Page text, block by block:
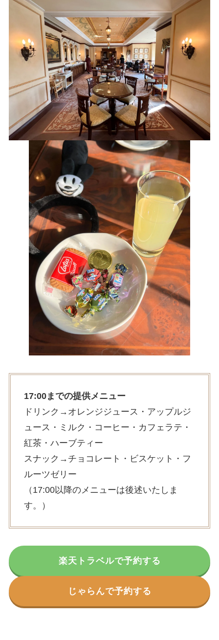
17:00までの提供メニュー
ドリンク→オレンジジュース・アップルジ
ュース・ミルク・コーヒー・カフェラテ・
紅茶・ハーブティー
スナック→チョコレート・ビスケット・フ
ルーツゼリー
（17:00以降のメニューは後述いたしま
す。）
楽天トラベルで予約する
じゃらんで予約する